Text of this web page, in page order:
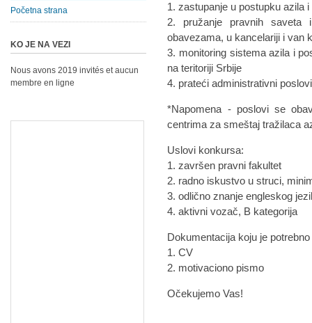
1. zastupanje u postupku azila
2. pružanje pravnih saveta
obavezama, u kancelariji i van
3. monitoring sistema azila i
na teritoriji Srbije
4. prateći administrativni
*Napomena - poslovi se
centrima za smeštaj tražilaca
Uslovi konkursa:
1. završen pravni fakultet
2. radno iskustvo u struci,
3. odlično znanje engleskog
4. aktivni vozač, B kategorija
Dokumentacija koju je
1. CV
2. motivaciono pismo
Očekujemo Vas!
Početna strana
KO JE NA VEZI
Nous avons 2019 invités et aucun
membre en ligne